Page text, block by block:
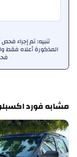
تنبيه: تم إجراء
المذكورة أعلاه فقط
مشابه فورد